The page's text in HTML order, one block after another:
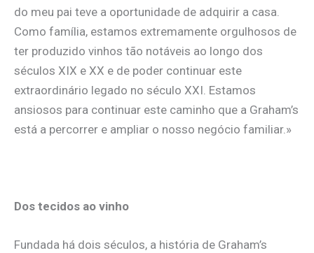
do meu pai teve a oportunidade de adquirir a casa.
Como família, estamos extremamente orgulhosos de
ter produzido vinhos tão notáveis ao longo dos
séculos XIX e XX e de poder continuar este
extraordinário legado no século XXI. Estamos
ansiosos para continuar este caminho que a Graham’s
está a percorrer e ampliar o nosso negócio familiar.»
Dos tecidos ao vinho
Fundada há dois séculos, a história de Graham’s